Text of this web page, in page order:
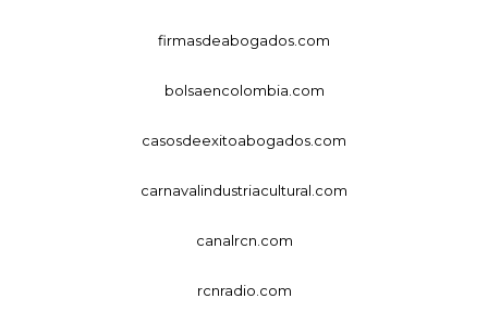
firmasdeabogados.com
bolsaencolombia.com
casosdeexitoabogados.com
carnavalindustriacultural.com
canalrcn.com
rcnradio.com